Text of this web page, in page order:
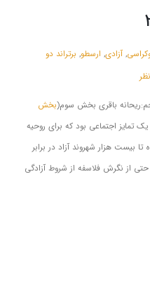
, آزادی, ارسطو, برتراند دو
باقری بخش سوم(بخش
تمایز اجتماعی بود که برای روحیه
بیست هزار شهروند آزاد در برابر
از نگرش فلاسفه از شروط آزادگی